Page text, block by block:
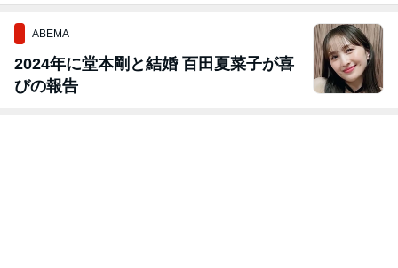
ABEMA
2024年に堂本剛と結婚 百田夏菜子が喜
びの報告